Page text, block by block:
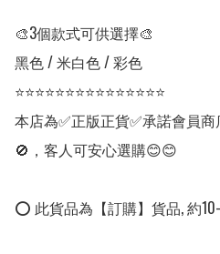
🎨3個款式可供選擇🎨
黑色 / 米白色 / 彩色
⭐⭐⭐⭐⭐⭐⭐⭐⭐⭐⭐⭐⭐⭐⭐
本店為✅正版正貨✅承諾會員
🚫，客人可安心選購😊😊
⭕ 此貨品為【訂購】貨品, 約10-